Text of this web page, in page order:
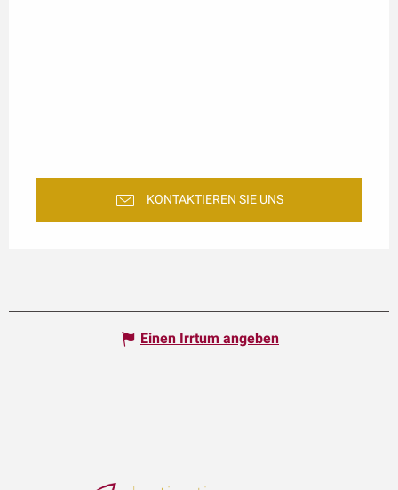
KONTAKTIEREN SIE UNS
Einen Irrtum angeben